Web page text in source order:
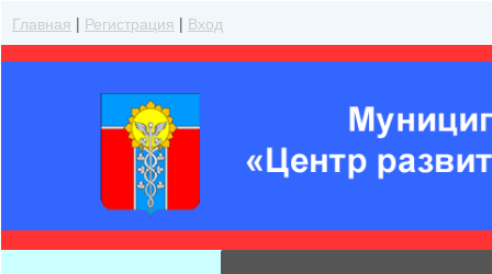
Главная | Регистрация | Вход